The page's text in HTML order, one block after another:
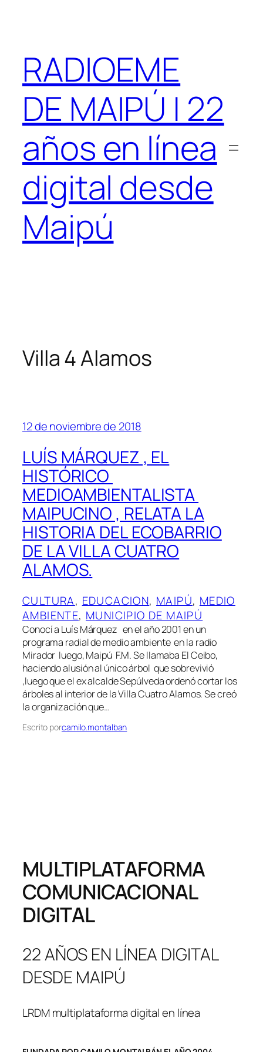
RADIOEME
DE MAIPÚ | 22
años en línea
digital desde
Maipú
Villa 4 Alamos
12 de noviembre de 2018
LUÍS MÁRQUEZ , EL
HISTÓRICO
MEDIOAMBIENTALISTA
MAIPUCINO , RELATA LA
HISTORIA DEL ECOBARRIO
DE LA VILLA CUATRO
ALAMOS.
CULTURA, EDUCACION, MAIPÚ, MEDIO
AMBIENTE, MUNICIPIO DE MAIPÚ
Conocí a Luís Márquez en el año 2001 en un
programa radial de medio ambiente en la radio
Mirador luego, Maipú F.M. Se llamaba El Ceibo,
haciendo alusión al único árbol que sobrevivió
,luego que el ex alcalde Sepúlveda ordenó cortar los
árboles al interior de la Villa Cuatro Alamos. Se creó
la organización que…
Escrito porcamilo.montalban
MULTIPLATAFORMA
COMUNICACIONAL
DIGITAL
22 AÑOS EN LÍNEA DIGITAL
DESDE MAIPÚ
LRDM multiplataforma digital en línea